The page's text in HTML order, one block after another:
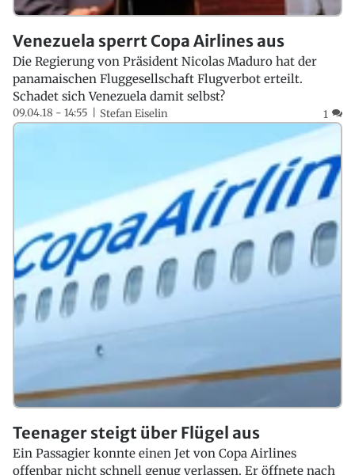
Venezuela sperrt Copa Airlines aus
Die Regierung von Präsident Nicolas Maduro hat der
panamaischen Fluggesellschaft Flugverbot erteilt.
Schadet sich Venezuela damit selbst?
09.04.18 - 14:55 Stefan Eiselin 1
Teenager steigt über Flügel aus
Ein Passagier konnte einen Jet von Copa Airlines
offenbar nicht schnell genug verlassen. Er öffnete nach